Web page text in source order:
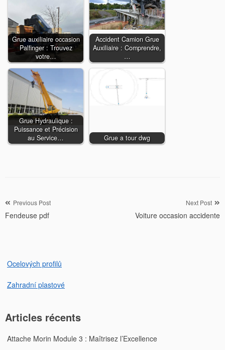
Grue auxiliaire occasion
Palfinger : Trouvez
votre…
Accident Camion Grue
Auxiliaire : Comprendre,
…
Grue Hydraulique :
Puissance et Précision
au Service…
Grue a tour dwg
Navigation
de
Previous Post
Fendeuse pdf
Next Post
Voiture occasion accidente
Ocelových profilů
Zahradní plastové
Articles récents
Attache Morin Module 3 : Maîtrisez l’Excellence